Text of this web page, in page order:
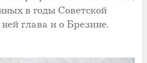
в годы Советской
глава и о Брезине.